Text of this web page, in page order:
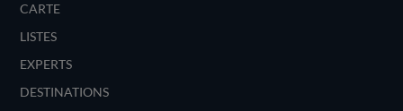
CARTE
LISTES
EXPERTS
DESTINATIONS